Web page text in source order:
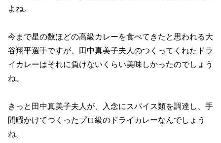
よね。
今まで星の数ほどの高級カレーを食べてきたと思われる大
谷翔平選手ですが、田中真美子夫人のつくってくれたドラ
イカレーはそれに負けないくらい美味しかったのでしょう
ね。
きっと田中真美子夫人が、入念にスパイス類を調達し、手
間暇かけてつくったプロ級のドライカレーなんでしょう
ね。